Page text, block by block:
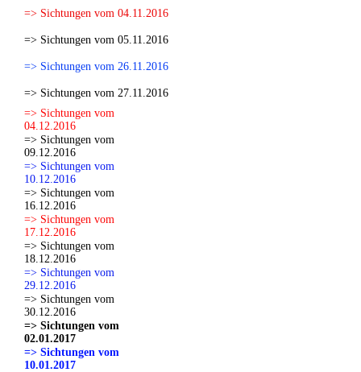
=> Sichtungen vom 04.11.2016
=> Sichtungen vom 05.11.2016
=> Sichtungen vom 26.11.2016
=> Sichtungen vom 27.11.2016
=> Sichtungen vom
04.12.2016
=> Sichtungen vom
09.12.2016
=> Sichtungen vom
10.12.2016
=> Sichtungen vom
16.12.2016
=> Sichtungen vom
17.12.2016
=> Sichtungen vom
18.12.2016
=> Sichtungen vom
29.12.2016
=> Sichtungen vom
30.12.2016
=> Sichtungen vom
02.01.2017
=> Sichtungen vom
10.01.2017